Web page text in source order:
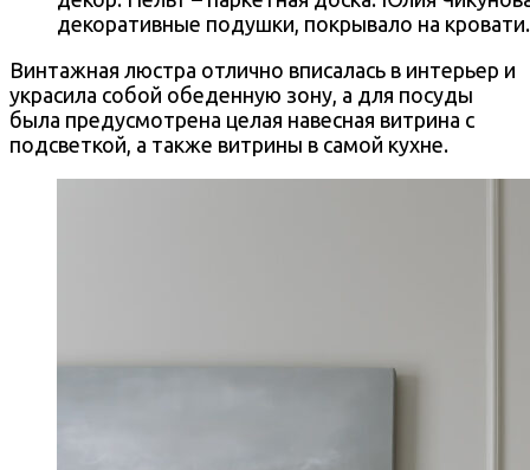
декоративные подушки, покрывало на кровати.
Винтажная люстра отлично вписалась в интерьер и
украсила собой обеденную зону, а для посуды
была предусмотрена целая навесная витрина с
подсветкой, а также витрины в самой кухне.